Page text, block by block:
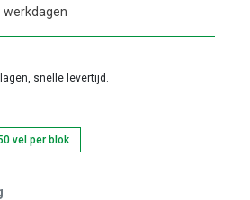
werkdagen
snelle levertijd.
vel per blok